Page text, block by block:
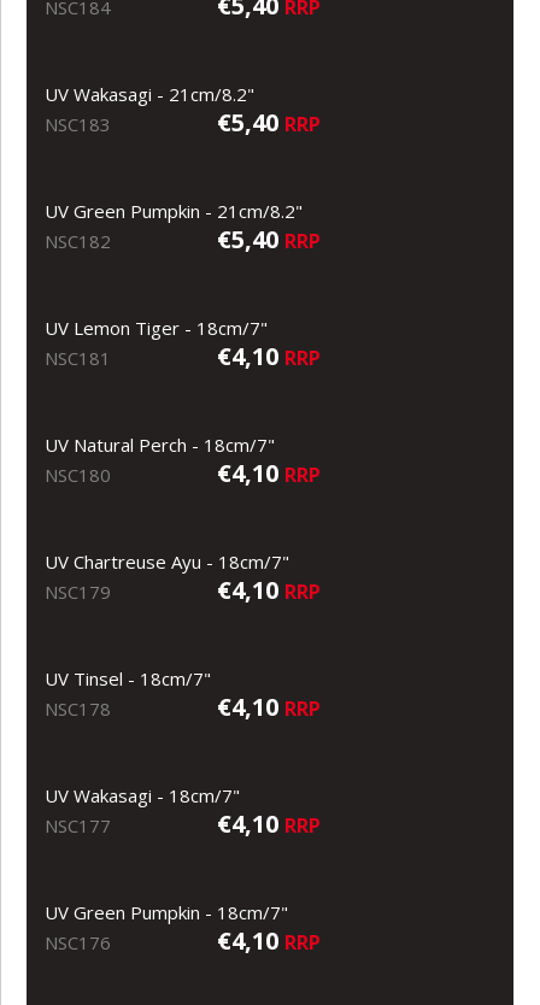
NSC184 RRP
UV Wakasagi - 21cm/8.2"
NSC183
€5,40 RRP
UV Green Pumpkin - 21cm/8.2"
NSC182
€5,40 RRP
UV Lemon Tiger - 18cm/7"
NSC181
€4,10 RRP
UV Natural Perch - 18cm/7"
NSC180
€4,10 RRP
UV Chartreuse Ayu - 18cm/7"
NSC179
€4,10 RRP
UV Tinsel - 18cm/7"
NSC178
€4,10 RRP
UV Wakasagi - 18cm/7"
NSC177
€4,10 RRP
UV Green Pumpkin - 18cm/7"
NSC176
€4,10 RRP